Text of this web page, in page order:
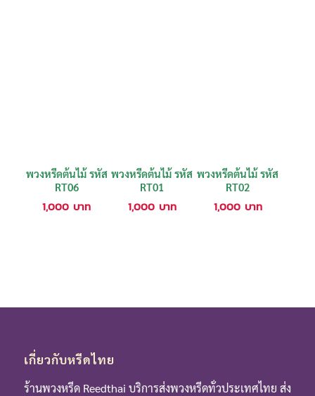
พวงหรีดต้นไม้ รหัส
RT06
1,000 บาท
พวงหรีดต้นไม้ รหัส
RT01
1,000 บาท
พวงหรีดต้นไม้ รหัส
RT02
1,000 บาท
เกี่ยวกับหรีดไทย
ร้านพวงหรีด Reedthai บริการส่งพวงหรีดทั่วประเทศไทย ส่ง